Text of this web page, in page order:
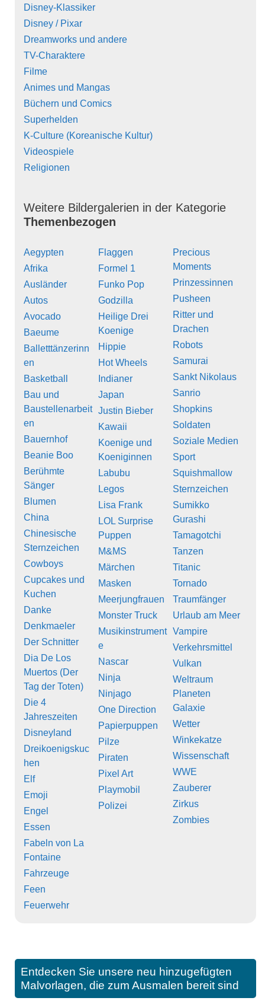
Disney-Klassiker
Disney / Pixar
Dreamworks und andere
TV-Charaktere
Filme
Animes und Mangas
Büchern und Comics
Superhelden
K-Culture (Koreanische Kultur)
Videospiele
Religionen
Weitere Bildergalerien in der Kategorie
Themenbezogen
Aegypten
Afrika
Ausländer
Autos
Avocado
Baeume
Balletttänzerinn
en
Basketball
Bau und
Baustellenarbeit
en
Bauernhof
Beanie Boo
Berühmte
Sänger
Blumen
China
Chinesische
Sternzeichen
Cowboys
Cupcakes und
Kuchen
Danke
Denkmaeler
Der Schnitter
Dia De Los
Muertos (Der
Tag der Toten)
Die 4
Jahreszeiten
Disneyland
Dreikoenigskuc
hen
Elf
Emoji
Engel
Essen
Fabeln von La
Fontaine
Fahrzeuge
Feen
Feuerwehr
Flaggen
Formel 1
Funko Pop
Godzilla
Heilige Drei
Koenige
Hippie
Hot Wheels
Indianer
Japan
Justin Bieber
Kawaii
Koenige und
Koeniginnen
Labubu
Legos
Lisa Frank
LOL Surprise
Puppen
M&MS
Märchen
Masken
Meerjungfrauen
Monster Truck
Musikinstrument
e
Nascar
Ninja
Ninjago
One Direction
Papierpuppen
Pilze
Piraten
Pixel Art
Playmobil
Polizei
Precious
Moments
Prinzessinnen
Pusheen
Ritter und
Drachen
Robots
Samurai
Sankt Nikolaus
Sanrio
Shopkins
Soldaten
Soziale Medien
Sport
Squishmallow
Sternzeichen
Sumikko
Gurashi
Tamagotchi
Tanzen
Titanic
Tornado
Traumfänger
Urlaub am Meer
Vampire
Verkehrsmittel
Vulkan
Weltraum
Planeten
Galaxie
Wetter
Winkekatze
Wissenschaft
WWE
Zauberer
Zirkus
Zombies
Entdecken Sie unsere neu hinzugefügten
Malvorlagen, die zum Ausmalen bereit sind